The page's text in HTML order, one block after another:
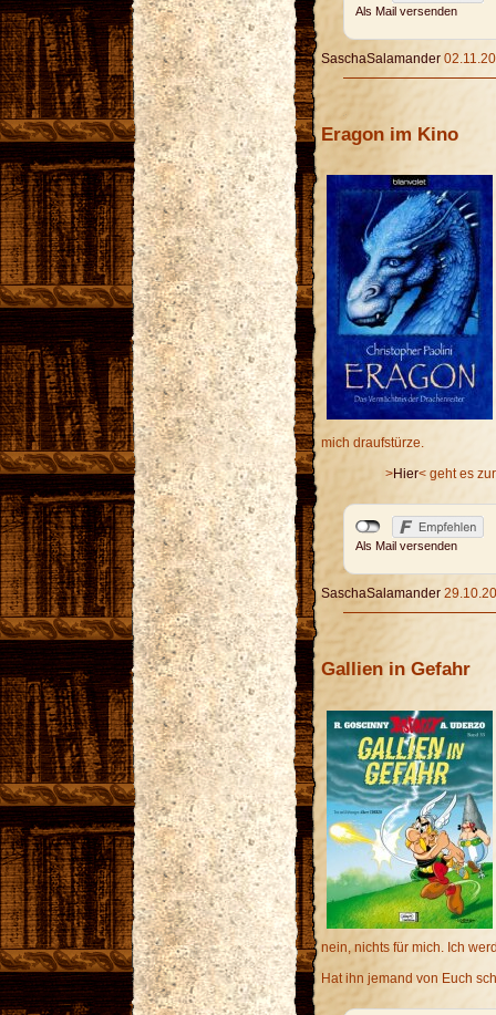
Als Mail versenden
SaschaSalamander
Eragon im Kino
mich draufstürze.
>Hier< geht es
Als Mail versenden
SaschaSalamander
Gallien in Gefahr
nein, nichts für mich. Ich
Hat ihn jemand von Euch